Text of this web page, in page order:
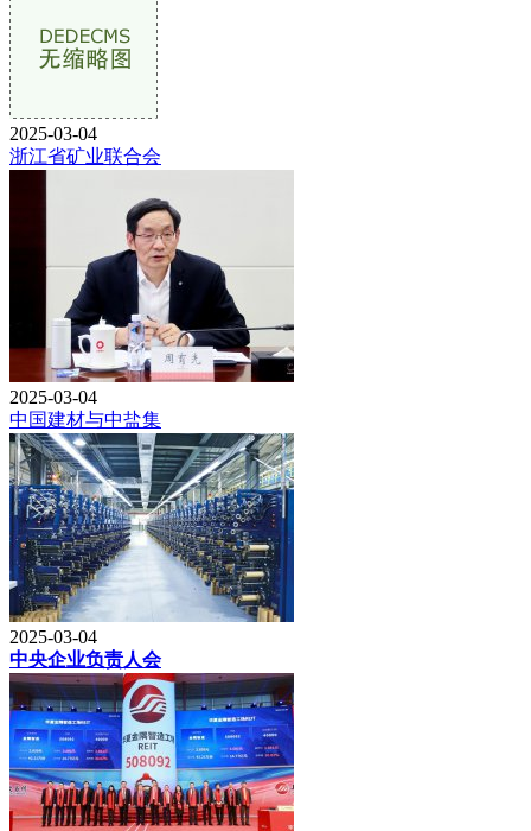
2025-03-04
浙江省矿业联合会
2025-03-04
中国建材与中盐集
2025-03-04
中央企业负责人会